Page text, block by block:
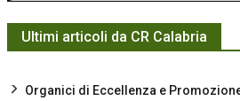
Ultimi articoli da CR Calabria
Organici di Eccellenza e